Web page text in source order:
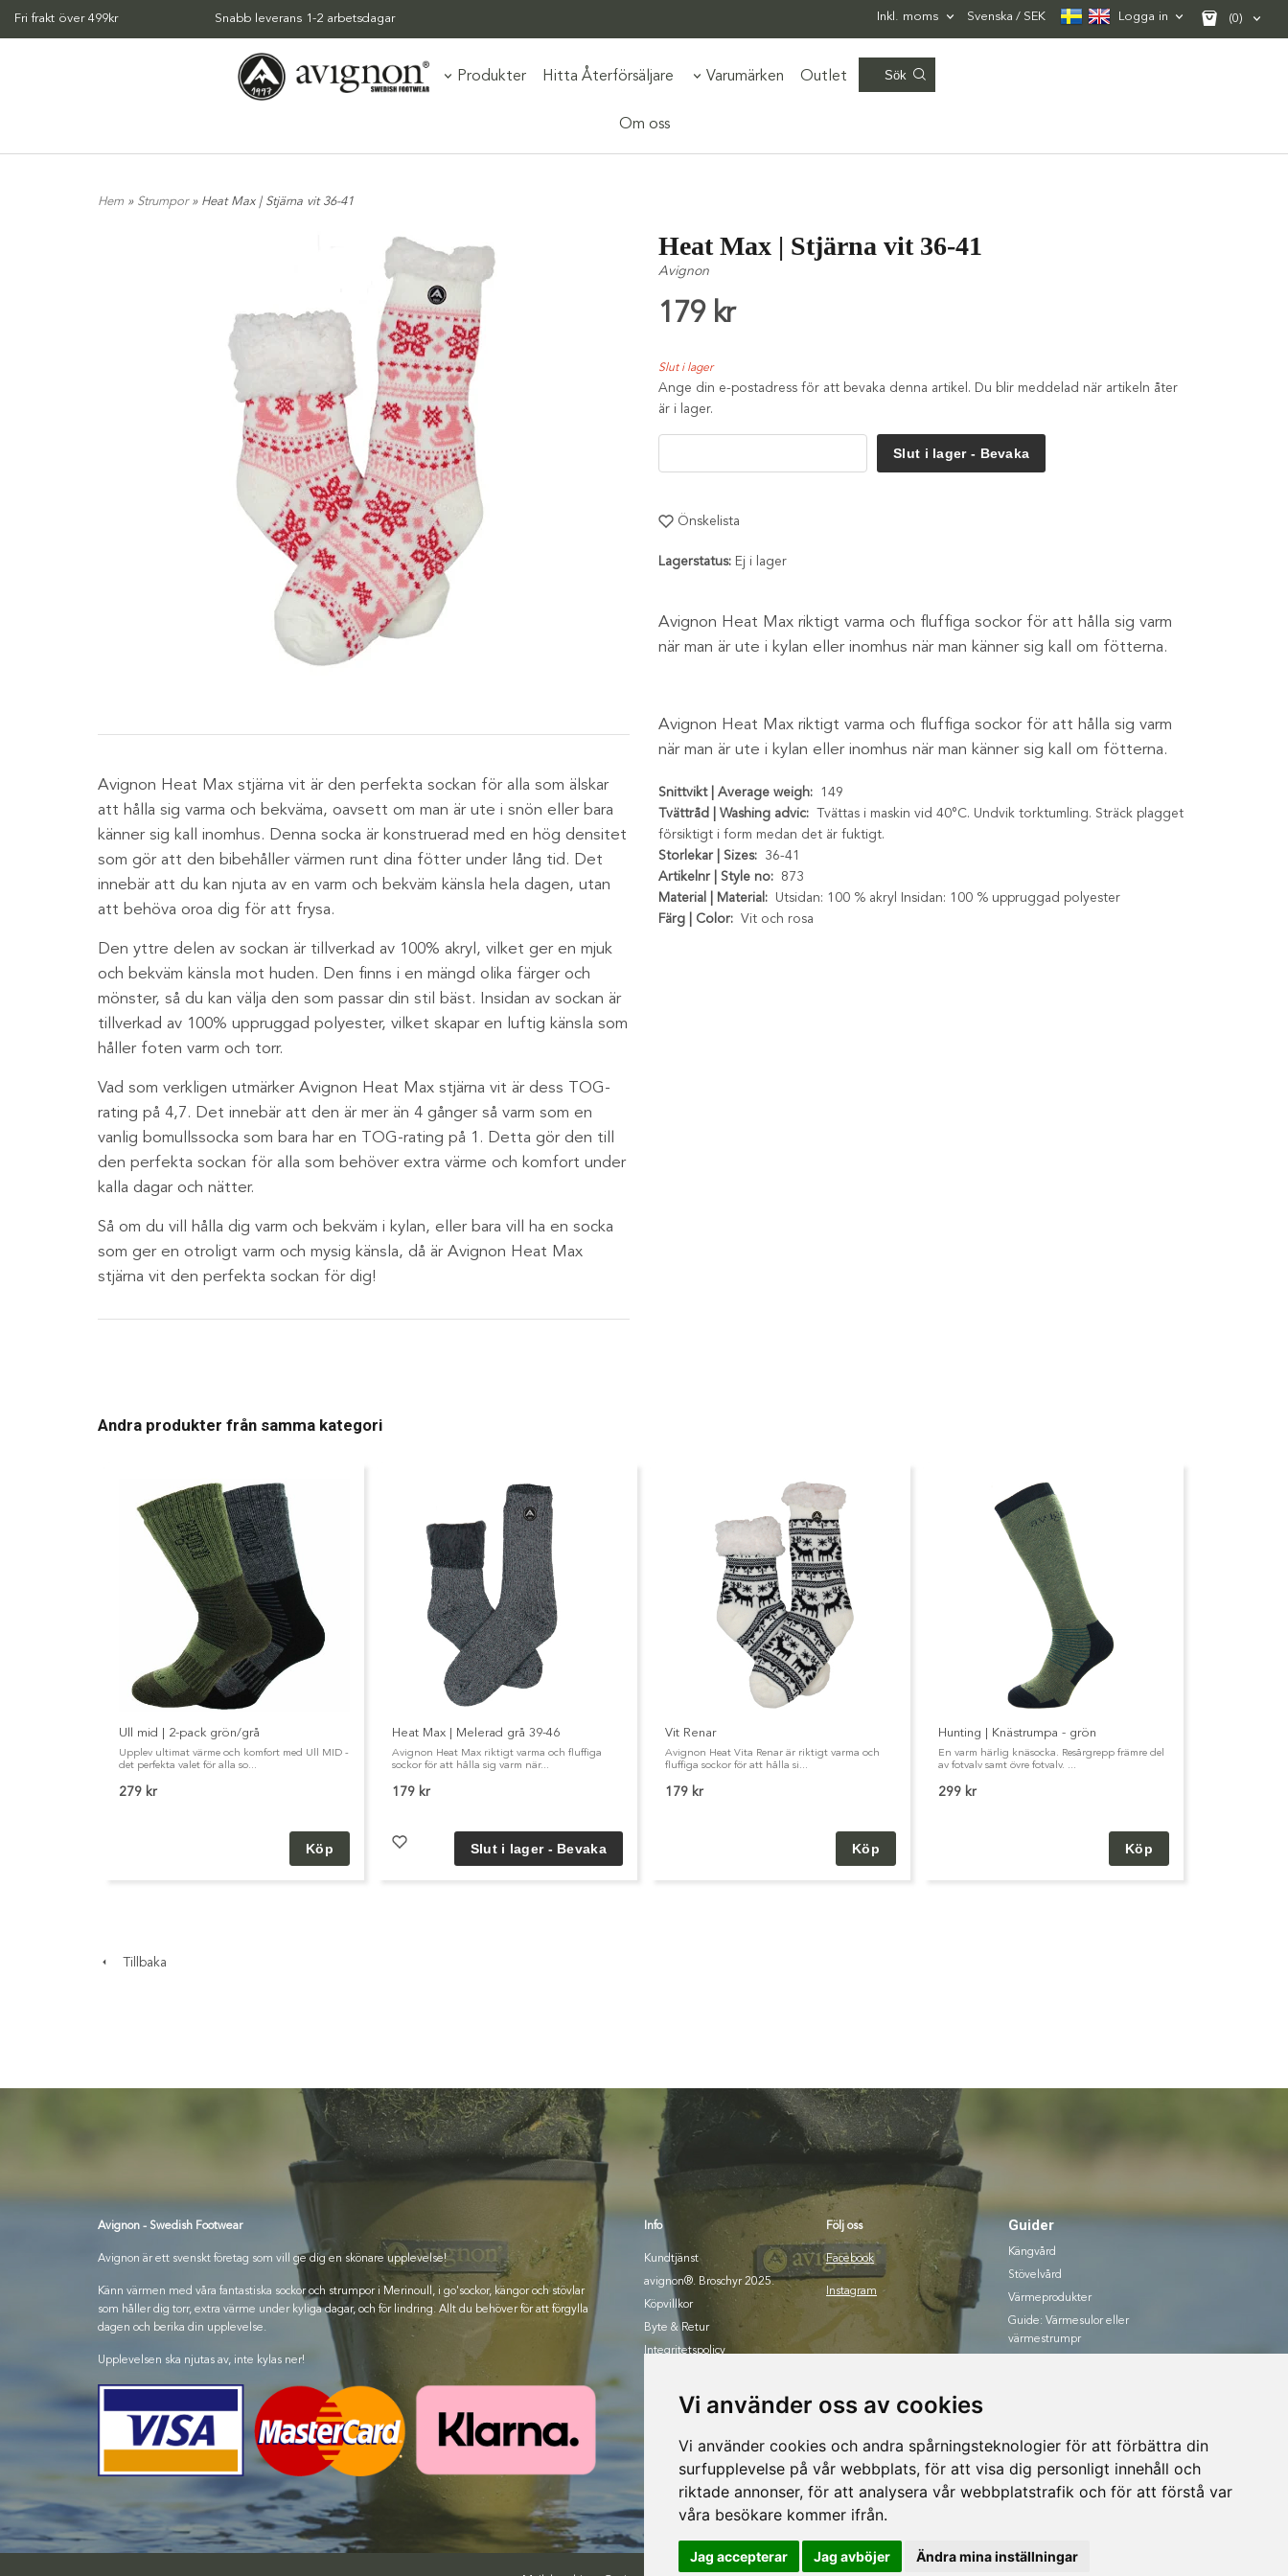
Vi använder oss av cookies
Vi använder cookies och andra spårningsteknologier för att förbättra din
surfupplevelse på vår webbplats, för att visa dig personligt innehåll och
riktade annonser, för att analysera vår webbplatstrafik och för att förstå var
våra besökare kommer ifrån.
Jag accepterar Jag avböjer Ändra mina inställningar
Fri frakt över 499kr Snabb leverans 1-2 arbetsdagar Inkl. moms Svenska SEK Logga in (0)
Produkter Hitta Återförsäljare Varumärken Outlet
Om oss
Hem » Strumpor » Heat Max | Stjärna vit 36-41
Avignon Heat Max stjärna vit är den perfekta sockan för alla som älskar
att hålla sig varma och bekväma, oavsett om man är ute i snön eller bara
känner sig kall inomhus. Denna socka är konstruerad med en hög densitet
som gör att den bibehåller värmen runt dina fötter under lång tid. Det
innebär att du kan njuta av en varm och bekväm känsla hela dagen, utan
att behöva oroa dig för att frysa.
Den yttre delen av sockan är tillverkad av 100% akryl, vilket ger en mjuk
och bekväm känsla mot huden. Den finns i en mängd olika färger och
mönster, så du kan välja den som passar din stil bäst. Insidan av sockan är
tillverkad av 100% uppruggad polyester, vilket skapar en luftig känsla som
håller foten varm och torr.
Vad som verkligen utmärker Avignon Heat Max stjärna vit är dess TOG-
rating på 4,7. Det innebär att den är mer än 4 gånger så varm som en
vanlig bomullssocka som bara har en TOG-rating på 1. Detta gör den till
den perfekta sockan för alla som behöver extra värme och komfort under
kalla dagar och nätter.
Så om du vill hålla dig varm och bekväm i kylan, eller bara vill ha en socka
som ger en otroligt varm och mysig känsla, då är Avignon Heat Max
stjärna vit den perfekta sockan för dig!
Heat Max | Stjärna vit 36-41
Avignon
179 kr
Slut i lager
Ange din e-postadress för att bevaka denna artikel. Du blir meddelad när artikeln åter
är i lager.
Slut i lager - Bevaka
Önskelista
Lagerstatus: Ej i lager
Avignon Heat Max riktigt varma och fluffiga sockor för att hålla sig varm
när man är ute i kylan eller inomhus när man känner sig kall om fötterna.
Avignon Heat Max riktigt varma och fluffiga sockor för att hålla sig varm
när man är ute i kylan eller inomhus när man känner sig kall om fötterna.
Snittvikt | Average weigh:
149
Tvättråd | Washing advic:
Tvättas i maskin vid 40°C. Undvik torktumling. Sträck plagget
försiktigt i form medan det är fuktigt.
Storlekar | Sizes:
36-41
Artikelnr | Style no:
873
Material | Material:
Utsidan: 100 % akryl Insidan: 100 % uppruggad polyester
Färg | Color: Vit och rosa
Andra produkter från samma kategori
Ull mid | 2-pack grön/grå
Upplev ultimat värme och komfort med Ull MID -
det perfekta valet för alla so...
279 kr
Heat Max | Melerad grå 39-46
Avignon Heat Max riktigt varma och fluffiga
sockor för att hålla sig varm när...
179 kr
Vit Renar
Avignon Heat Vita Renar är riktigt varma och
fluffiga sockor för att hålla si...
179 kr
Hunting | Knästrumpa - grön
En varm härlig knäsocka. Resårgrepp främre del
av fotvalv samt övre fotvalv. ...
299 kr
Tillbaka
Avignon - Swedish Footwear
Avignon är ett svenskt företag som vill ge dig en skönare upplevelse!
Känn värmen med våra fantastiska sockor och strumpor i Merinoull, i go'sockor, kängor och stövlar
som håller dig torr, extra värme under kyliga dagar, och för lindring. Allt du behöver för att förgylla
dagen och berika din upplevelse.
Upplevelsen ska njutas av, inte kylas ner!
Info
Kundtjänst
avignon®. Broschyr 2025.
Köpvillkor
Byte & Retur
Integritetspolicy
Bli återförsäljare
Följ oss
Facebook
Instagram
Guider
Kängvård
Stövelvård
Värmeprodukter
Guide: Värmesulor eller
värmestrumpr